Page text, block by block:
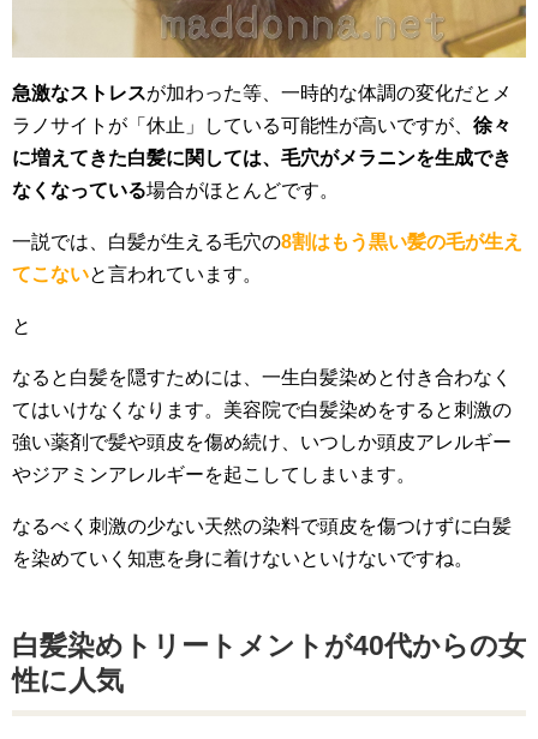
急激なストレスが加わった等、一時的な体調の変化だとメ
ラノサイトが「休止」している可能性が高いですが、 徐々
に増えてきた白髪に関しては、毛穴がメラニンを生成でき
なくなっている場合がほとんどです。
一説では、白髪が生える毛穴の8割はもう黒い髪の毛が生え
てこないと言われています。
と
なると白髪を隠すためには、一生白髪染めと付き合わなく
てはいけなくなります。美容院で白髪染めをすると刺激の
強い薬剤で髪や頭皮を傷め続け、いつしか頭皮アレルギー
やジアミンアレルギーを起こしてしまいます。
なるべく刺激の少ない天然の染料で頭皮を傷つけずに白髪
を染めていく知恵を身に着けないといけないですね。
白髪染めトリートメントが40代からの女
性に人気